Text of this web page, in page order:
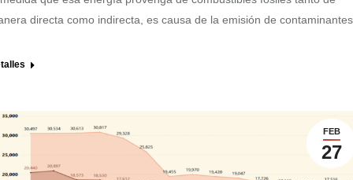
directa como indirecta, es causa de la emisión de
FEB
27